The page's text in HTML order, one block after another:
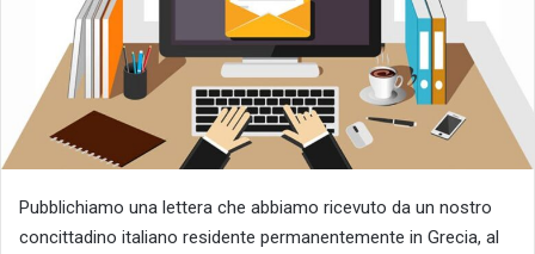
Pubblichiamo una lettera che abbiamo ricevuto da un nostro
concittadino italiano residente permanentemente in Grecia, al